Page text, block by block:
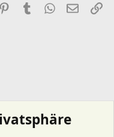
PinterestTumblr WhatsApp
E-Mail